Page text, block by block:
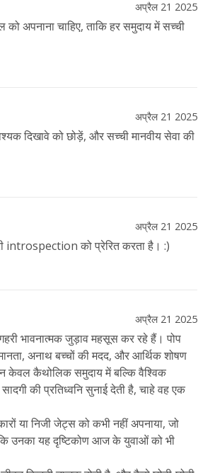
अप्रैल 21 2025
अपनाना चाहिए, ताकि हर समुदाय में सच्ची
अप्रैल 21 2025
दिखावे को छोड़ें, और सच्ची मानवीय सेवा की
अप्रैल 21 2025
introspection को प्रेरित करता है। :)
अप्रैल 21 2025
भावनात्मक जुड़ाव महसूस कर रहे हैं। पोप
अनाथ बच्चों की मदद, और आर्थिक शोषण
न केवल कैथोलिक समुदाय में बल्कि वैश्विक
की प्रतिध्वनि सुनाई देती है, चाहे वह एक
या निजी जेट्स को कभी नहीं अपनाया, जो
उनका यह दृष्टिकोण आज के युवाओं को भी